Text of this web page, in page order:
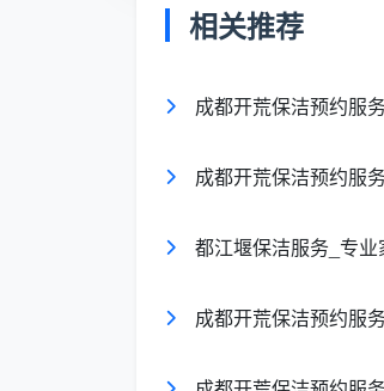
为了多收钱硬推精细开荒
从预约到验收，一套
相关推荐
成都开荒保洁预约服
成都开荒保洁预约服
都江堰保洁服务_专
成都开荒保洁预约服